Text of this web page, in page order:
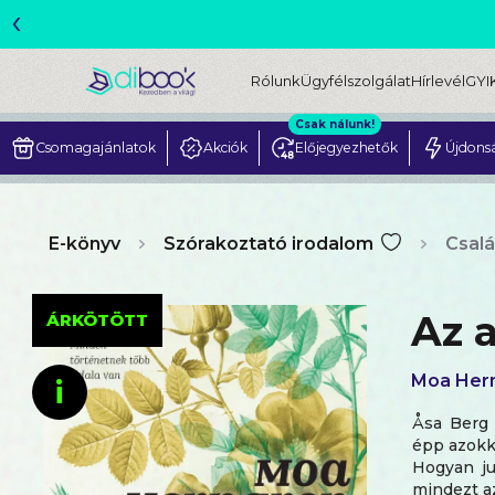
‹
RólunkÜgyfélszolgálatHírlevél
Csomagajánlatok Akciók Előjegyezhetők
Csak nálunk!
E-könyv Szórakoztató irodalom
ÁRKÖTÖTT
i
Az
Moa
Åsa Berg
épp
Hogyan
mindezt